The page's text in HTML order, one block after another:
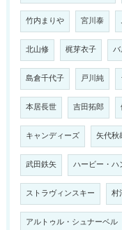
竹内まりや 宮川泰
北山修 梶芽衣子
島倉千代子 戸川純
本居長世 吉田拓郎
キャンディーズ 矢代秋
武田鉄矢 ハービー・ハ
ストラヴィンスキー 村
アルトゥル・シュナーベル